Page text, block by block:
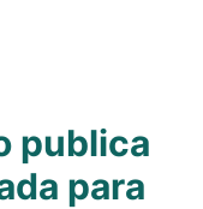
publica
para